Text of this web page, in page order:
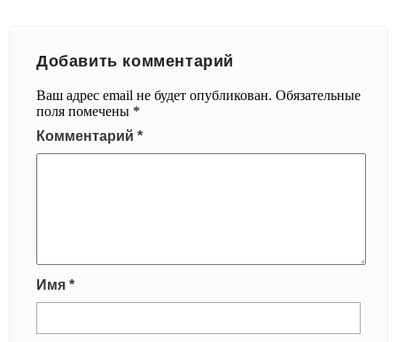
Добавить комментарий
Ваш адрес email не будет опубликован. Обязательные
поля помечены *
Комментарий *
Имя *